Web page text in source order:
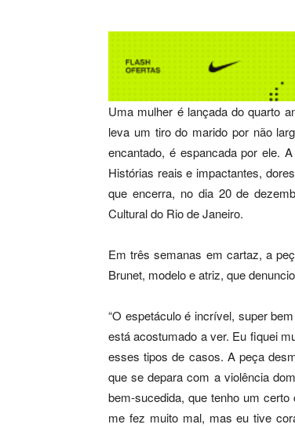
Uma mulher é lançada do quarto
leva um tiro do marido por não
encantado, é espancada por ele.
Histórias reais e impactantes,
que encerra, no dia 20 de
Cultural do Rio de Janeiro.
Em três semanas em cartaz, a
Brunet, modelo e atriz, que
“O espetáculo é incrível, super
está acostumado a ver. Eu fiquei
esses tipos de casos. A peça
que se depara com a violência
bem-sucedida, que tenho um
me fez muito mal, mas eu tive